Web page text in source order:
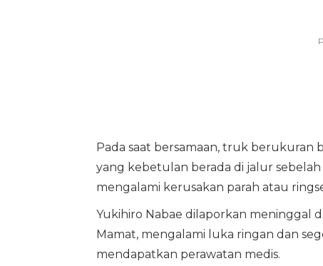
Pada saat bersamaan, truk berukuran
yang kebetulan berada di jalur
mengalami kerusakan parah atau
Yukihiro Nabae dilaporkan meninggal
Mamat, mengalami luka ringan dan
mendapatkan perawatan medis.